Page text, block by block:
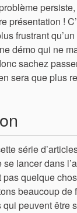
présentation !
frustrant
démo qui ne
sachez
sera que plus
série
lancer dans
pas quelque
beaucoup de
peuvent être